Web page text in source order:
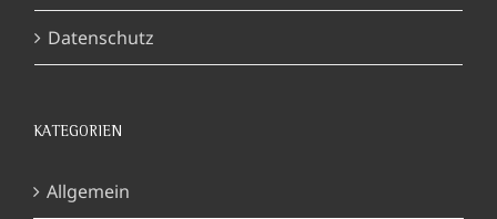
Datenschutz
KATEGORIEN
Allgemein